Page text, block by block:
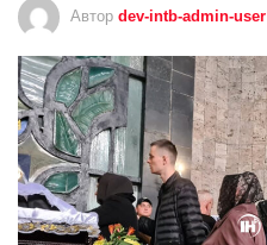
Автор dev-intb-admin-user